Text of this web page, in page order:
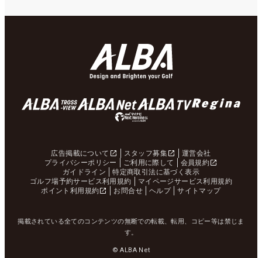
広告掲載について スタッフ募集
運営会社
プライバシーポリシー
ご利用に際して
会員規約
ガイドライン
特定商取引法に基づく表示
ゴルフ場予約サービス利用規約
マイページサービス利用規約
ポイント利用規約
お問合せ ヘルプ サイトマップ
掲載されている全てのコンテンツの無断での転載、転用、コピー等は禁じま
す。
© ALBA Net